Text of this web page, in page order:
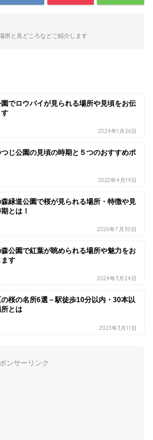
所と見どころなどご紹介します
でロウバイが見られる場所や見頃をお伝
す
2024年1月26日
じ公園の見頃の時期と５つのおすすめポ
2022年4月19日
森緑道公園で桜が見られる場所・特徴や見
とは！
2026年7月30日
公園で紅葉が眺められる場所や魅力をお
す
2024年3月24日
桜の名所6選－駅徒歩10分以内・30本以
とは
2023年3月11日
ンサーリンク